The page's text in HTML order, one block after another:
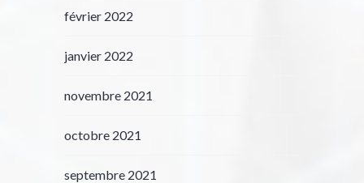
février 2022
janvier 2022
novembre 2021
octobre 2021
septembre 2021